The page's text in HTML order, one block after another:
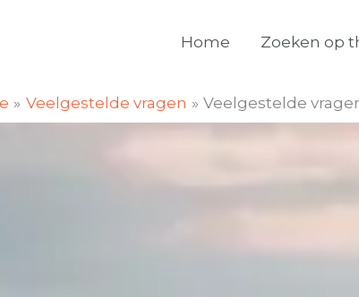
Home Zoeken op
Veelgestelde vragen Veelgestelde